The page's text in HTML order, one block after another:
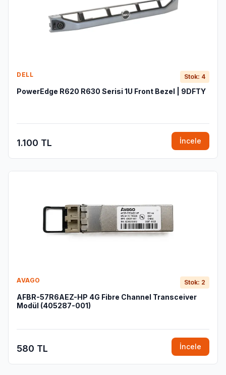
DELL Stok: 4
PowerEdge R620 R630 Serisi 1U Front Bezel | 9DFTY
1.100 TL İncele
AVAGO Stok: 2
AFBR-57R6AEZ-HP 4G Fibre Channel Transceiver
Modül (405287-001)
580 TL İncele